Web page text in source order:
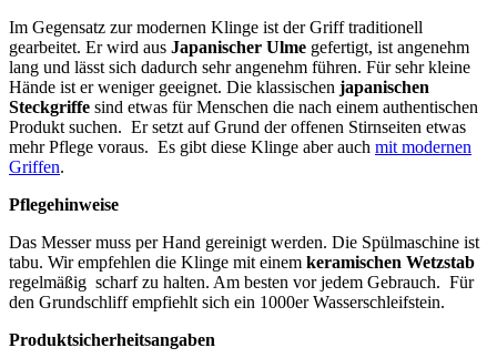
Im Gegensatz zur modernen Klinge ist der Griff traditionell
gearbeitet. Er wird aus Japanischer Ulme gefertigt, ist angenehm
lang und lässt sich dadurch sehr angenehm führen. Für sehr kleine
Hände ist er weniger geeignet. Die klassischen japanischen
Steckgriffe sind etwas für Menschen die nach einem authentischen
Produkt suchen. Er setzt auf Grund der offenen Stirnseiten etwas
mehr Pflege voraus. Es gibt diese Klinge aber auch mit modernen
Griffen.
Pflegehinweise
Das Messer muss per Hand gereinigt werden. Die Spülmaschine ist
tabu. Wir empfehlen die Klinge mit einem keramischen Wetzstab
regelmäßig scharf zu halten. Am besten vor jedem Gebrauch. Für
den Grundschliff empfiehlt sich ein 1000er Wasserschleifstein.
Produktsicherheitsangaben